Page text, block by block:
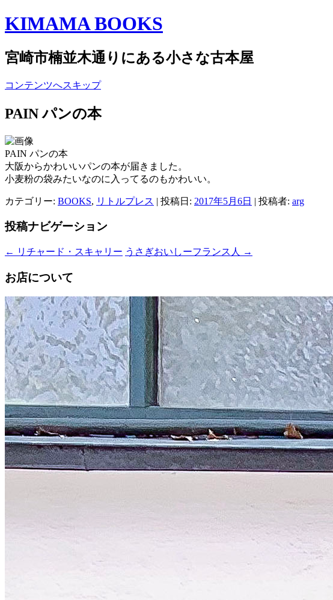
KIMAMA BOOKS
宮崎市楠並木通りにある小さな古本屋
コンテンツへスキップ
PAIN パンの本
PAIN パンの本
大阪からかわいいパンの本が届きました。
小麦粉の袋みたいなのに入ってるのもかわいい。
カテゴリー: BOOKS, リトルプレス | 投稿日: 2017年5月6日 | 投稿者: arg
投稿ナビゲーション
← リチャード・スキャリー うさぎおいしーフランス人 →
お店について